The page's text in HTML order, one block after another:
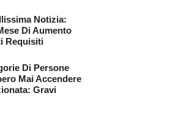
Notizia:
Di Aumento
Requisiti
Di Persone
Mai Accendere
Gravi